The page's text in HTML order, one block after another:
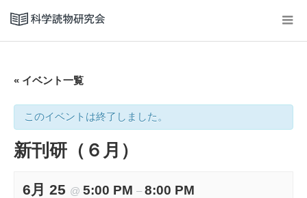
« イベント一覧
このイベントは終了しました。
新刊研（６月）
6月 25 @ 5:00 PM – 8:00 PM